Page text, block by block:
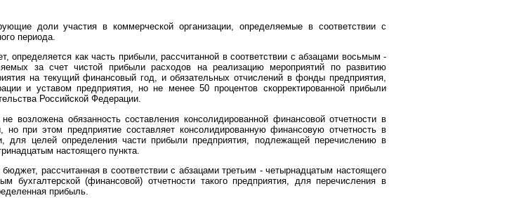
доли участия в коммерческой организации, определяемые в соответствии с
периода.
как часть прибыли, рассчитанной в соответствии с абзацами восьмым -
за счет чистой прибыли расходов на реализацию мероприятий по развитию
на текущий финансовый год, и обязательных отчислений в фонды предприятия,
и уставом предприятия, но не менее 50 процентов скорректированной прибыли
Российской Федерации.
возложена обязанность составления консолидированной финансовой отчетности в
при этом предприятие составляет консолидированную финансовую отчетность в
для целей определения части прибыли предприятия, подлежащей перечислению в
настоящего пункта.
рассчитанная в соответствии с абзацами третьим - четырнадцатым настоящего
(финансовой) отчетности такого предприятия, для перечисления в
прибыль.